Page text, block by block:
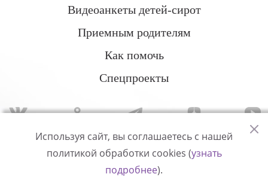
Видеоанкеты детей-сирот
Приемным родителям
Как помочь
Спецпроекты
Политика конфиденциальности
Используя сайт, вы соглашаетесь с нашей
политикой обработки cookies (узнать
подробнее).